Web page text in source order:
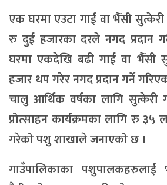
एक घरमा एउटा गाई वा भैँसी
रु दुई हजारका दरले नगद प्रदान
घरमा एकदेखि बढी गाई वा भैँसी
हजार थप गरेर नगद प्रदान गर्ने
चालु आर्थिक वर्षका लागि सुत्केरी
प्रोत्साहन कार्यक्रमका लागि रु
गरेको पशु शाखाले जनाएको छ ।
गाउँपालिकाका पशुपालकहरुलाई